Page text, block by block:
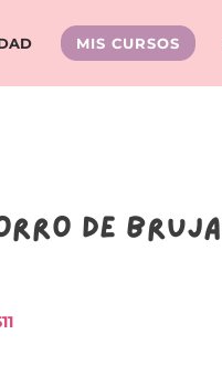
MIS CURSOS
DE